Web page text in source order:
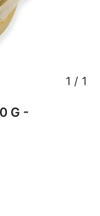
1 / 1
G -